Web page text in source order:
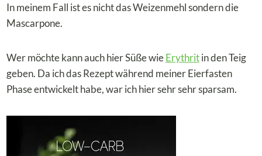
In meinem Fall ist es nicht das Weizenmehl sondern die
Mascarpone.
Wer möchte kann auch hier Süße wieErythritin den Teig
geben. Da ich das Rezept während meiner Eierfasten
Phase entwickelt habe, war ich hier sehr sehr sparsam.